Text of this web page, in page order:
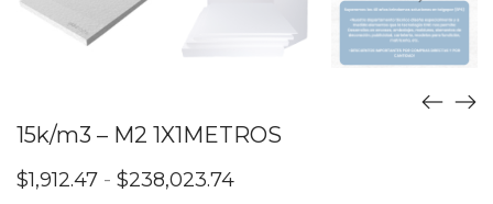
15k/m3 – M2 1X1METROS
$1,912.47 - $238,023.74Rango